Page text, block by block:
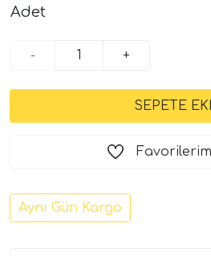
Adet
- +
Aynı Gün Kargo